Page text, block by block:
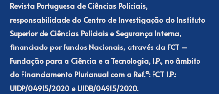
Revista Portuguesa de Ciências Policiais,
responsabilidade do Centro de Investigação do Instituto
Superior de Ciências Policiais e Segurança Interna,
financiado por Fundos Nacionais, através da FCT –
Fundação para a Ciência e a Tecnologia, I.P., no âmbito
do Financiamento Plurianual com a Ref.ª: FCT I.P.:
UIDP/04915/2020 e UIDB/04915/2020.